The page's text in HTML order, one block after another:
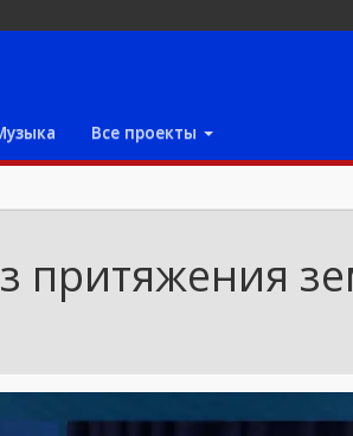
Все проекты
притяжения